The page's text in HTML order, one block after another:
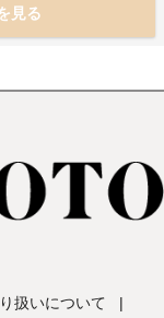
見る
扱いについて |